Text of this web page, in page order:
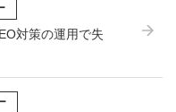
対策の運用で失